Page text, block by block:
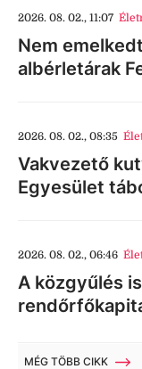
2026. 08. 02., 11:07
Nem
albérletárak
2026. 08. 02., 08:35
Vakvezető
Egyesület
2026. 08. 02., 06:46
A közgyűlés
MÉG TÖBB CIKK